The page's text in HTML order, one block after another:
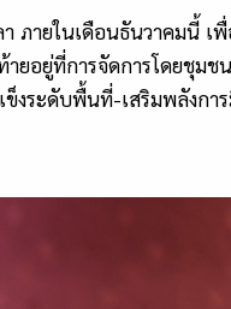
ภายในเดือนธันวาคมนี้
ยอยู่ที่การจัดการโดยชุม
ข็งระดับพื้นที่-เสริมพลังกา